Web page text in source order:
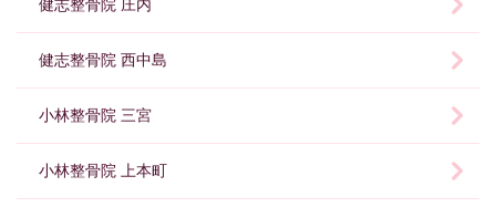
健志整骨院 庄内
健志整骨院 西中島
小林整骨院 三宮
小林整骨院 上本町